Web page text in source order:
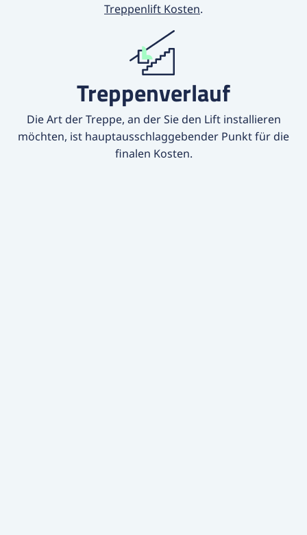
Treppenlift Kosten.
Treppenverlauf
Die Art der Treppe, an der Sie den Lift installieren
möchten, ist hauptausschlaggebender Punkt für die
finalen Kosten.